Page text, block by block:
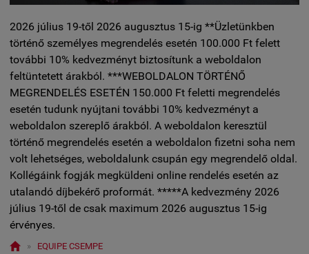
2026 július 19-től 2026 augusztus 15-ig **Üzletünkben
történő személyes megrendelés esetén 100.000 Ft felett
további 10% kedvezményt biztosítunk a weboldalon
feltüntetett árakból. ***WEBOLDALON TÖRTÉNŐ
MEGRENDELÉS ESETÉN 150.000 Ft feletti megrendelés
esetén tudunk nyújtani további 10% kedvezményt a
weboldalon szereplő árakból. A weboldalon keresztül
történő megrendelés esetén a weboldalon fizetni soha nem
volt lehetséges, weboldalunk csupán egy megrendelő oldal.
Kollégáink fogják megküldeni online rendelés esetén az
utalandó díjbekérő proformát. *****A kedvezmény 2026
július 19-től de csak maximum 2026 augusztus 15-ig
érvényes.
 » EQUIPE CSEMPE